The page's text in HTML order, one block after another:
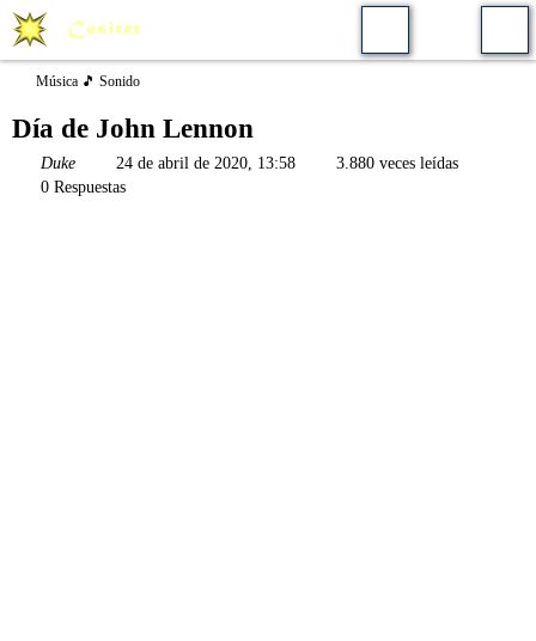
Música 🎵 Sonido
Día de John Lennon
Duke 24 de abril de 2020, 13:58
3.880 veces leídas
0 Respuestas